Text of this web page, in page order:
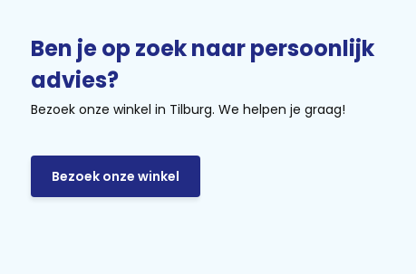
Ben je op zoek naar persoonlijk
advies?
Bezoek onze winkel in Tilburg. We helpen je graag!
Bezoek onze winkel